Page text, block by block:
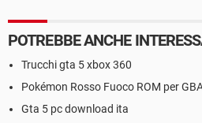
POTREBBE ANCHE
Trucchi gta 5 xbox 360
Pokémon Rosso Fuoco ROM per
Gta 5 pc download ita